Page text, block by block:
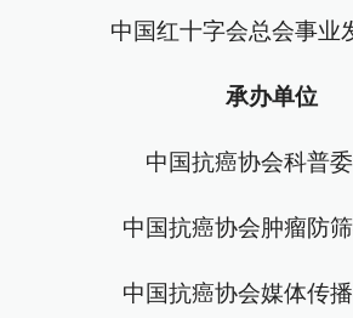
中国红十字会总会事业
承办单位
中国抗癌协会科普
中国抗癌协会肿瘤防
中国抗癌协会媒体传